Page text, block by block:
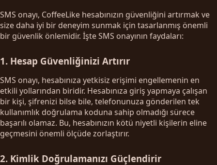
SMS onayı, CoffeeLike hesabınızın güvenliğini artırmak ve
size daha iyi bir deneyim sunmak için tasarlanmış önemli
bir güvenlik önlemidir. İşte SMS onayının faydaları:
1. Hesap Güvenliğinizi Artırır
SMS onayı, hesabınıza yetkisiz erişimi engellemenin en
etkili yollarından biridir. Hesabınıza giriş yapmaya çalışan
bir kişi, şifrenizi bilse bile, telefonunuza gönderilen tek
kullanımlık doğrulama koduna sahip olmadığı sürece
başarılı olamaz. Bu, hesabınızın kötü niyetli kişilerin eline
geçmesini önemli ölçüde zorlaştırır.
2. Kimlik Doğrulamanızı Güçlendirir